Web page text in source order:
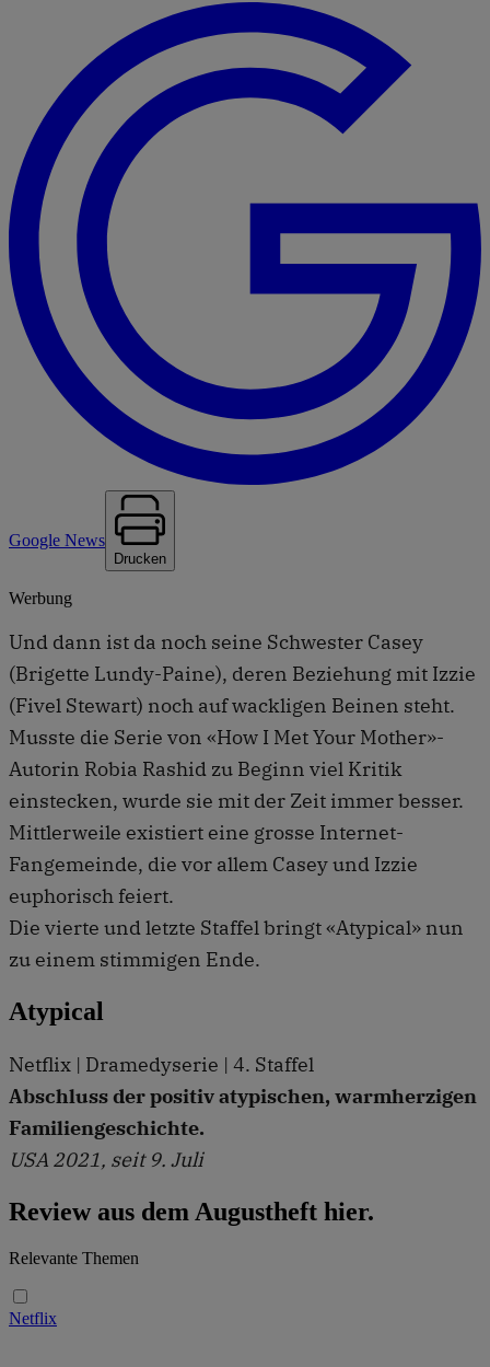
Google News
Drucken
Werbung
Und dann ist da noch seine Schwester Casey
(Brigette Lundy-Paine), deren Beziehung mit Izzie
(Fivel Stewart) noch auf wackligen Beinen steht.
Musste die Serie von «How I Met Your Mother»-
Autorin Robia Rashid zu Beginn viel Kritik
einstecken, wurde sie mit der Zeit immer besser.
Mittlerweile existiert eine grosse Internet-
Fangemeinde, die vor allem Casey und Izzie
euphorisch feiert.
Die vierte und letzte Staffel bringt «Atypical» nun
zu einem stimmigen Ende.
Atypical
Netflix | Dramedyserie | 4. Staffel
Abschluss der positiv atypischen, warmherzigen
Familiengeschichte.
USA 2021, seit 9. Juli
Review aus dem Augustheft hier.
Relevante Themen
Netflix